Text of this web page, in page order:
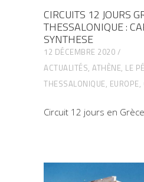
CIRCUITS 12 JOURS
THESSALONIQUE :
SYNTHESE
12 DÉCEMBRE 2020
ACTUALITÉS, ATHÈNE, LE
THESSALONIQUE, EUROPE,
Circuit 12 jours en Grèce